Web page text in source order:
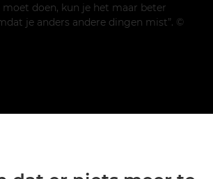
moet doen, kun je het maar beter
je anders andere dingen mist”. ©